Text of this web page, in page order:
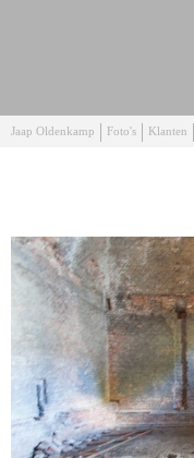
Jaap Oldenkamp Foto's Klanten